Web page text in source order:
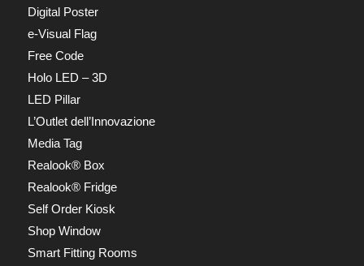
Digital Poster
e-Visual Flag
Free Code
Holo LED – 3D
LED Pillar
L’Outlet dell’Innovazione
Media Tag
Realook® Box
Realook® Fridge
Self Order Kiosk
Shop Window
Smart Fitting Rooms